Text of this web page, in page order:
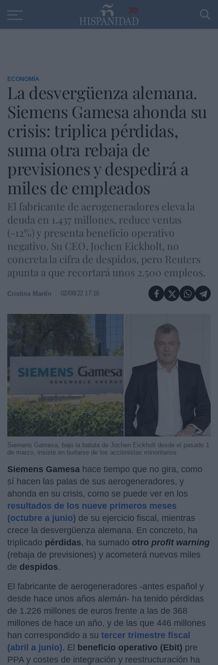
30
ECONOMÍA
La desvergüenza alemana.
Siemens Gamesa ahonda su
crisis: triplica pérdidas,
suma otra rebaja de
previsiones y despedirá a
miles de empleados
El fabricante de aerogeneradores eleva la
deuda en 1.437 millones, reduce ventas
(-12%) y presenta beneficio operativo
negativo. Su CEO, Jochen Eickholt, no
concreta la cifra de despidos, pero Reuters
apunta a que recortará unos 2.500 empleos.
Cristina Martín 02/08/22 17:16
Siemens Gamesa, bajo la batuta de Jochen Eickholt desde el pasado 1
de marzo, insiste en burlarse de los accionistas minoritarios
Siemens Gamesa hace tiempo que no gira, como
sí hacen las palas de sus aerogeneradores, y
ahonda en su crisis, como se puede ver en los
resultados de los nueve primeros meses
(octubre a junio) de su ejercicio fiscal, mientras
crece la desvergüenza alemana. En concreto, ha
triplicado pérdidas, ha sumado otro profit warning
(rebaja de previsiones) y acometerá nuevos miles
de despidos.
El fabricante de aerogeneradores -antes español y
desde hace unos años alemán- ha tenido pérdidas
de 1.226 millones de euros frente a las de 368
millones de hace un año, y de las que 446 millones
han correspondido a su tercer trimestre fiscal
(abril a junio). El beneficio operativo (Ebit) pre
PPA y costes de integración y reestructuración ha